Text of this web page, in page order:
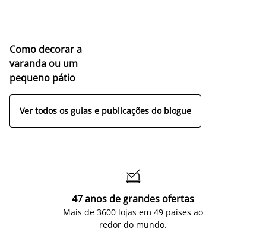
Como decorar a
varanda ou um
pequeno pátio
Ver todos os guias e publicações do blogue

47 anos de grandes ofertas
Mais de 3600 lojas em 49 países ao
redor do mundo.